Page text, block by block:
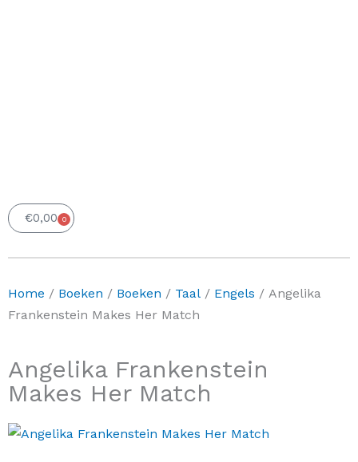
€0,00 0
Winkelwagen
Home / Boeken / Boeken / Taal / Engels / Angelika
Frankenstein Makes Her Match
Angelika Frankenstein
Makes Her Match